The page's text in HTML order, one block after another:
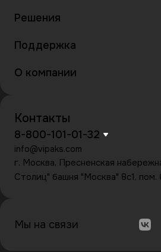
Решения
Поддержка
О компании
Контакты
8-800-101-01-32
info@vipaks.com
г. Москва, Пресненская
Столиц" башня "Москва" 8с1,
Мы на связи